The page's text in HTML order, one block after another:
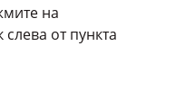
на
от пункта